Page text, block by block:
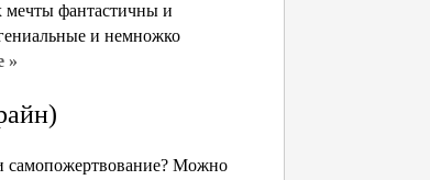
мечты фантастичны и
и немножко
»
самопожертвование? Можно